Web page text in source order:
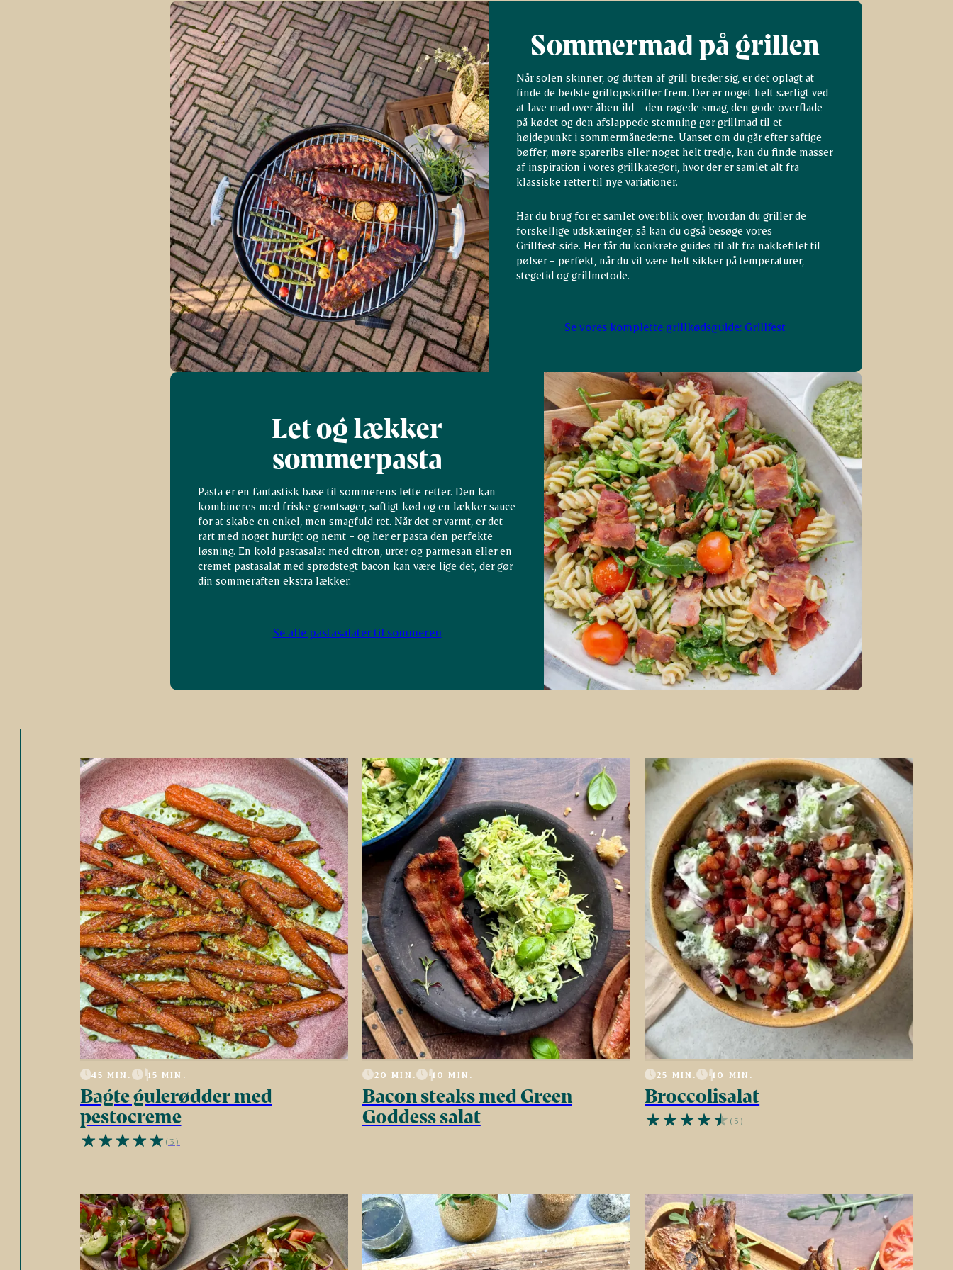
Sommermad på grillen
Når solen skinner, og duften af grill breder sig, er det oplagt at
finde de bedste grillopskrifter frem. Der er noget helt særligt ved
at lave mad over åben ild – den røgede smag, den gode overflade
på kødet og den afslappede stemning gør grillmad til et
højdepunkt i sommermånederne. Uanset om du går efter saftige
bøffer, møre spareribs eller noget helt tredje, kan du finde masser
af inspiration i vores grillkategori, hvor der er samlet alt fra
klassiske retter til nye variationer.
Har du brug for et samlet overblik over, hvordan du griller de
forskellige udskæringer, så kan du også besøge vores
Grillfest‑side. Her får du konkrete guides til alt fra nakkefilet til
pølser – perfekt, når du vil være helt sikker på temperaturer,
stegetid og grillmetode.
Se vores komplette grillkødsguide: Grillfest
Let og lækker
sommerpasta
Pasta er en fantastisk base til sommerens lette retter. Den kan
kombineres med friske grøntsager, saftigt kød og en lækker sauce
for at skabe en enkel, men smagfuld ret. Når det er varmt, er det
rart med noget hurtigt og nemt – og her er pasta den perfekte
løsning. En kold pastasalat med citron, urter og parmesan eller en
cremet pastasalat med sprødstegt bacon kan være lige det, der gør
din sommeraften ekstra lækker.
Se alle pastasalater til sommeren
45 MIN. 15 MIN.
Bagte gulerødder med
pestocreme
(3)
20 MIN. 10 MIN.
Bacon steaks med Green
Goddess salat
25 MIN. 10 MIN.
Broccolisalat
(5)